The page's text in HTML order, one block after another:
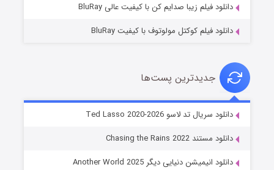
خاندان اژدها فصل ۳
دانلود فیلم زیبا صدایم کن با کیفیت عالی BluRay
دانلود فیلم کوکتل مولوتوف با کیفیت BluRay
جدیدترین پست‌ها
دانلود سریال تد لاسو Ted Lasso 2020-2026
دانلود مستند Chasing the Rains 2022
دانلود انیمیشن دنیایی دیگر Another World 2025